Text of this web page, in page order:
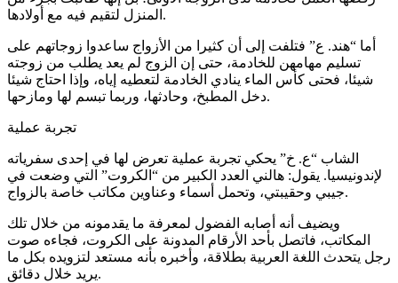
المنزل لتقيم فيه مع أولادها.
أما “هند. ع” فتلفت إلى أن كثيرا من الأزواج ساعدوا زوجاتهم على
تسليم مهامهن للخادمة، حتى إن الزوج لم يعد يطلب من زوجته
شيئا، فحتى كأس الماء ينادي الخادمة لتعطيه إياه، وإذا احتاج شيئا
دخل المطبخ، وحادثها، وربما تبسم لها ومازحها.
تجربة عملية
الشاب “ع. خ” يحكي تجربة عملية تعرض لها في إحدى سفرياته
لإندونيسيا. يقول: هالني العدد الكبير من “الكروت” التي وضعت في
جيبي وحقيبتي، وتحمل أسماء وعناوين مكاتب خاصة بالزواج.
ويضيف أنه أصابه الفضول لمعرفة ما يقدمونه من خلال تلك
المكاتب، فاتصل بأحد الأرقام المدونة على الكروت، فجاءه صوت
رجل يتحدث اللغة العربية بطلاقة، وأخبره بأنه مستعد لتزويده بكل ما
يريد خلال دقائق.